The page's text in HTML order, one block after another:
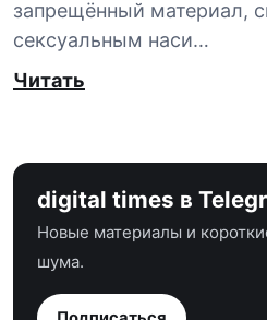
запрещённый материал,
сексуальным наси…
Читать
digital times в
Новые материалы и
шума.